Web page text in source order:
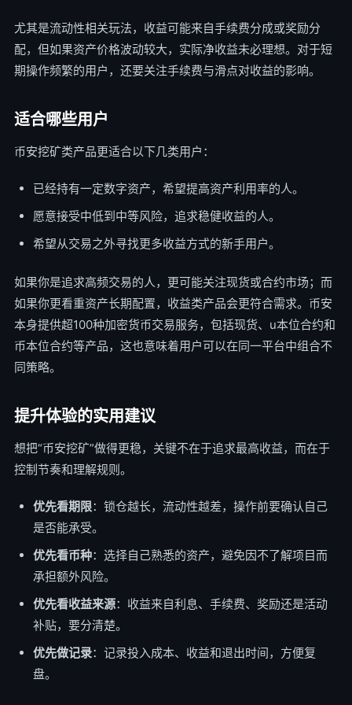
尤其是流动性相关玩法，收益可能来自手续费分成或奖励分
配，但如果资产价格波动较大，实际净收益未必理想。对于短
期操作频繁的用户，还要关注手续费与滑点对收益的影响。
适合哪些用户
币安挖矿类产品更适合以下几类用户：
已经持有一定数字资产，希望提高资产利用率的人。
愿意接受中低到中等风险，追求稳健收益的人。
希望从交易之外寻找更多收益方式的新手用户。
如果你是追求高频交易的人，更可能关注现货或合约市场；而
如果你更看重资产长期配置，收益类产品会更符合需求。币安
本身提供超100种加密货币交易服务，包括现货、u本位合约和
币本位合约等产品，这也意味着用户可以在同一平台中组合不
同策略。
提升体验的实用建议
想把“币安挖矿”做得更稳，关键不在于追求最高收益，而在于
控制节奏和理解规则。
优先看期限：锁仓越长，流动性越差，操作前要确认自己
是否能承受。
优先看币种：选择自己熟悉的资产，避免因不了解项目而
承担额外风险。
优先看收益来源：收益来自利息、手续费、奖励还是活动
补贴，要分清楚。
优先做记录：记录投入成本、收益和退出时间，方便复
盘。